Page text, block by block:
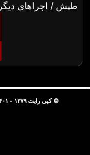
طپش / اجراهای دیگر
© کپی رایت ۱۳۷۹ - ۱۴۰۱ - لاچینی میدیا - کلیه حقوق محفوظ است